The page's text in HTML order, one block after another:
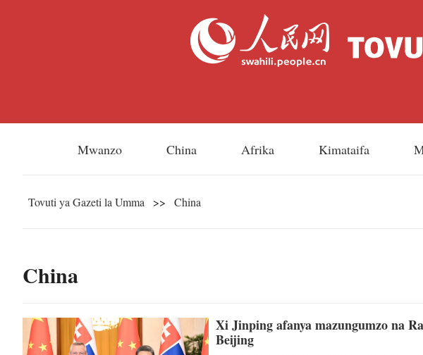
Mwanzo China Afrika Kimataifa
Tovuti ya Gazeti la Umma >> China
China
Xi Jinping afanya mazungumzo na
Beijing